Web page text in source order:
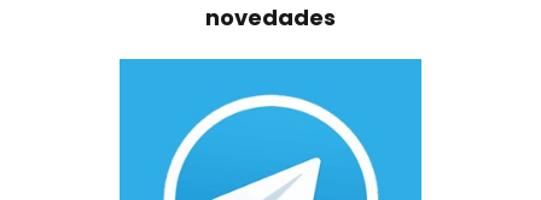
novedades